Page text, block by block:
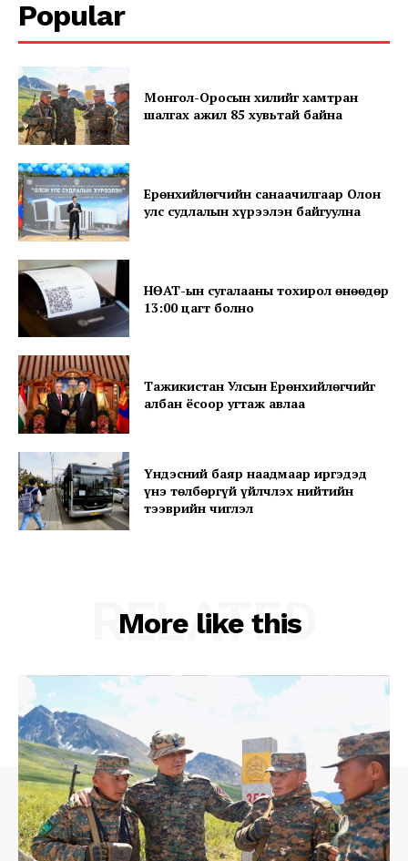
SUBSCRIBE NOW
Company
About
Popular
Монгол-Оросын хилийг хамтран
шалгах ажил 85 хувьтай байна
Ерөнхийлөгчийн санаачилгаар Олон
улс судлалын хүрээлэн байгуулна
НӨАТ-ын сугалааны тохирол өнөөдөр
13:00 цагт болно
Тажикистан Улсын Ерөнхийлөгчийг
албан ёсоор угтаж авлаа
Үндэсний баяр наадмаар иргэдэд
үнэ төлбөргүй үйлчлэх нийтийн
тээврийн чиглэл
More like this
RELATED